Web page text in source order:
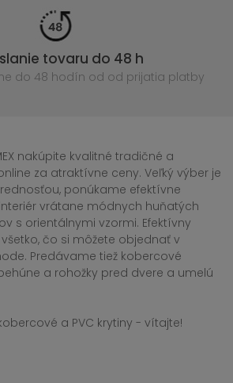
tovaru do 48 h
do 48 hodín od od prijatia platby
nakúpite kvalitné tradičné a
za atraktívne ceny. Veľký výber je
ponúkame efektívne
vrátane módnych huňatých
s orientálnymi vzormi. Efektívny
čo si môžete objednať v
Predávame tiež kobercové
behúne a rohožky pred dvere a umelú
a PVC krytiny - vítajte!